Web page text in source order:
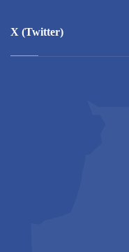
X (Twitter)